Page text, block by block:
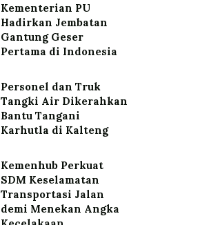
Kementerian PU
Hadirkan Jembatan
Gantung Geser
Pertama di Indonesia
Personel dan Truk
Tangki Air Dikerahkan
Bantu Tangani
Karhutla di Kalteng
Kemenhub Perkuat
SDM Keselamatan
Transportasi Jalan
demi Menekan Angka